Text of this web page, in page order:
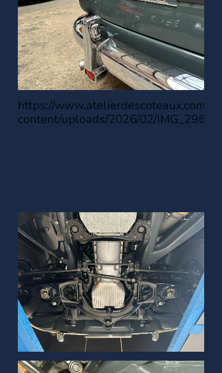
https://www.atelierdescoteaux.com/
content/uploads/2026/02/